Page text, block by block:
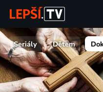
Seriály Dětem